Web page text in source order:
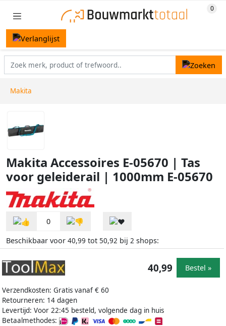
Makita
Makita Accessoires E-05670 | Tas
voor geleiderail | 1000mm E-05670
0
Beschikbaar voor 40,99 tot 50,92 bij 2 shops:
Verzendkosten: Gratis vanaf € 60
Retourneren: 14 dagen
Levertijd: Voor 22:45 besteld, volgende dag in huis
Betaalmethodes:
40,99 Bestel »